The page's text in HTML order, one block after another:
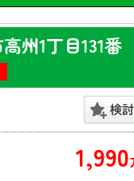
州1丁目131
1,990